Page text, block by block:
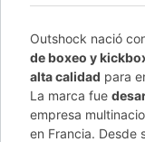
Outshock nació
de boxeo y
alta calidad para
La marca fue
empresa
en Francia. Desde